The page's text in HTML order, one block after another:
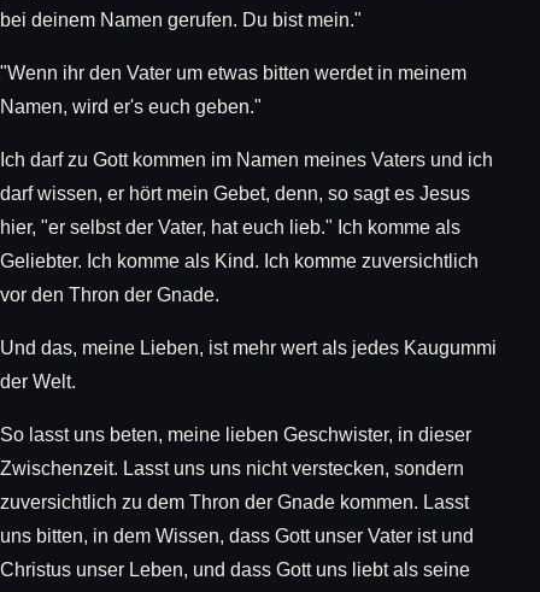
bei deinem Namen gerufen. Du bist mein."
"Wenn ihr den Vater um etwas bitten werdet in meinem
Namen, wird er's euch geben."
Ich darf zu Gott kommen im Namen meines Vaters und ich
darf wissen, er hört mein Gebet, denn, so sagt es Jesus
hier, "er selbst der Vater, hat euch lieb." Ich komme als
Geliebter. Ich komme als Kind. Ich komme zuversichtlich
vor den Thron der Gnade.
Und das, meine Lieben, ist mehr wert als jedes Kaugummi
der Welt.
So lasst uns beten, meine lieben Geschwister, in dieser
Zwischenzeit. Lasst uns uns nicht verstecken, sondern
zuversichtlich zu dem Thron der Gnade kommen. Lasst
uns bitten, in dem Wissen, dass Gott unser Vater ist und
Christus unser Leben, und dass Gott uns liebt als seine